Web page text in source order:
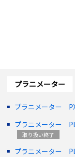
プラニメーター
プラニメーター
プラニメーター
取り扱い終了
プラニメーター